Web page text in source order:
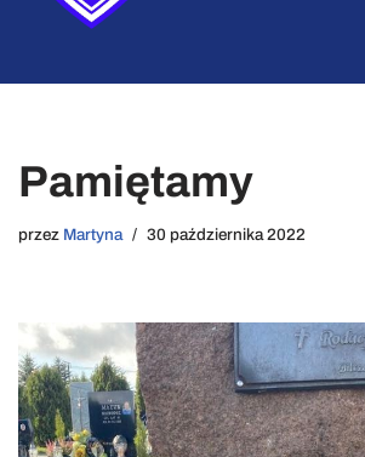
Pamiętamy
przez Martyna 30 października 2022